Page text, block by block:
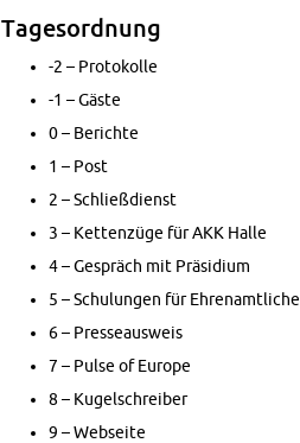
Ta­ges­ord­nung
-2 – Pro­to­kol­le
-1 – Gäste
0 – Be­rich­te
1 – Post
2 – Schließ­dienst
3 – Ket­ten­zü­ge für AKK Halle
4 – Ge­spräch mit Prä­si­di­um
5 – Schu­lun­gen für Eh­ren­amt­li­che
6 – Pres­se­aus­weis
7 – Pulse of Eu­ro­pe
8 – Ku­gel­schrei­ber
9 – Web­sei­te